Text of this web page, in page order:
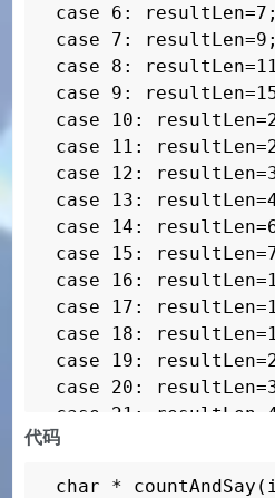
case 6:
case 7:
case 8:
case 9:
case 10:
case 11:
case 12:
case 13:
case 14:
case 15:
case 16:
case 17:
case 18:
case 19:
case 20:
case 21:
case 22:
代码
char *